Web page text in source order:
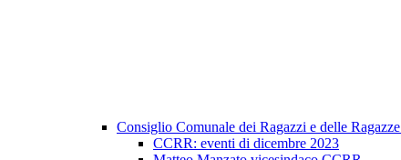
Consiglio Comunale dei Ragazzi e delle Ragazze
CCRR: eventi di dicembre 2023